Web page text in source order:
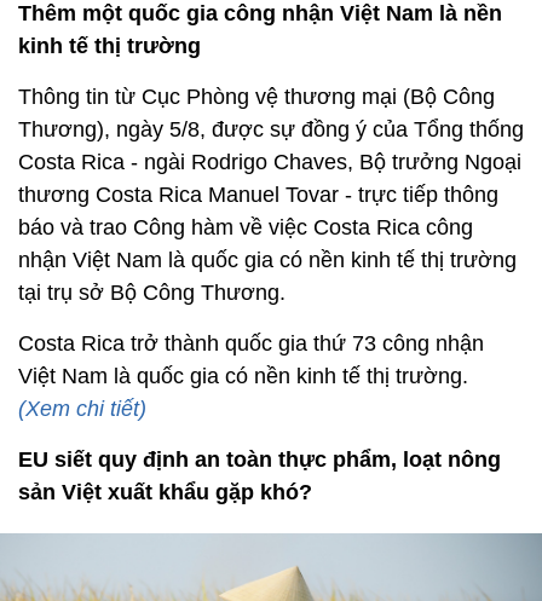
Thêm một quốc gia công nhận Việt Nam là nền
kinh tế thị trường
Thông tin từ Cục Phòng vệ thương mại (Bộ Công
Thương), ngày 5/8, được sự đồng ý của Tổng thống
Costa Rica - ngài Rodrigo Chaves, Bộ trưởng Ngoại
thương Costa Rica Manuel Tovar - trực tiếp thông
báo và trao Công hàm về việc Costa Rica công
nhận Việt Nam là quốc gia có nền kinh tế thị trường
tại trụ sở Bộ Công Thương.
Costa Rica trở thành quốc gia thứ 73 công nhận
Việt Nam là quốc gia có nền kinh tế thị trường.
(Xem chi tiết)
EU siết quy định an toàn thực phẩm, loạt nông
sản Việt xuất khẩu gặp khó?